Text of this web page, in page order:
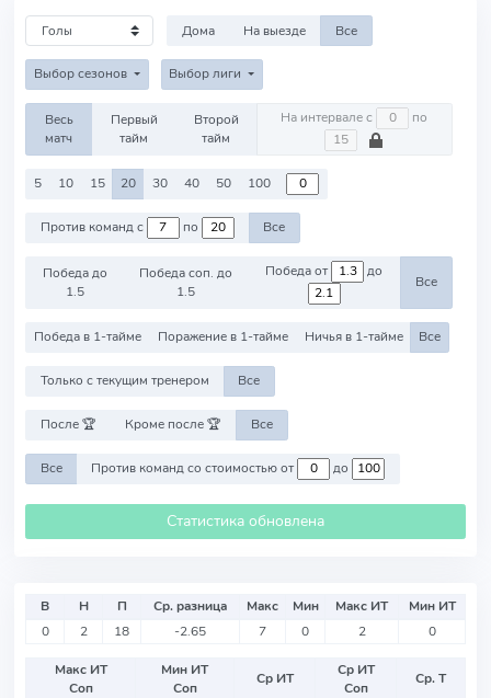
Дома На выезде Все
Выбор сезонов Выбор лиги
Весь
матч
Первый
тайм
Второй
тайм
На интервале с по
5 10 15 20 30 40 50 100
Против команд с по Все
Победа до
1.5
Победа соп. до
1.5
Победа от до
Все
Победа в 1-тайме Поражение в 1-тайме Ничья в 1-тайме Все
Только с текущим тренером Все
После 🏆 Кроме после 🏆 Все
Все Против команд со стоимостью от до
Статистика обновлена
В Н П Ср. разница Макс Мин Макс ИТ
Мин ИТ
0
2 18 -2.65 7 0 2 0
Макс ИТ
Соп
Мин ИТ
Соп
Ср ИТ
Ср ИТ
Соп
Ср. Т